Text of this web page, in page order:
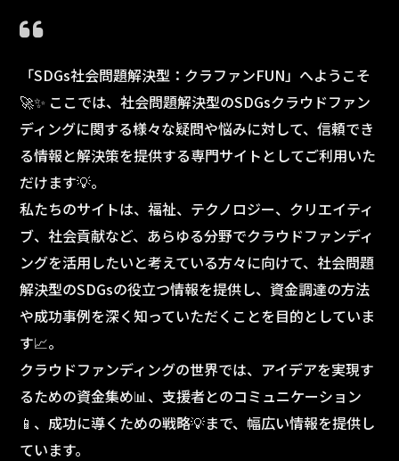
「SDGs社会問題解決型：クラファンFUN」へようこそ
🚀✨ ここでは、社会問題解決型のSDGsクラウドファン
ディングに関する様々な疑問や悩みに対して、信頼でき
る情報と解決策を提供する専門サイトとしてご利用いた
だけます💡。
私たちのサイトは、福祉、テクノロジー、クリエイティ
ブ、社会貢献など、あらゆる分野でクラウドファンディ
ングを活用したいと考えている方々に向けて、社会問題
解決型のSDGsの役立つ情報を提供し、資金調達の方法
や成功事例を深く知っていただくことを目的としていま
す📈。
クラウドファンディングの世界では、アイデアを実現す
るための資金集め📊、支援者とのコミュニケーション
📱、成功に導くための戦略💡まで、幅広い情報を提供し
ています。